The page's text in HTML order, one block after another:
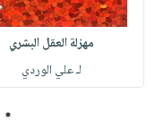
مهزلة العقل البشري
لـ علي الوردي
1